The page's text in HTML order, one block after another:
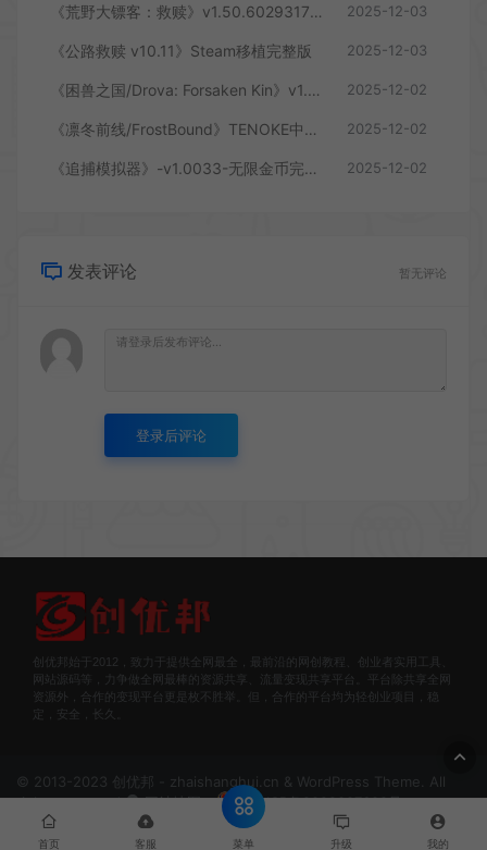
《荒野大镖客：救赎》v1.50.60293175安卓Netflix版 2025-12-03
《公路救赎 v10.11》Steam移植完整版 2025-12-03
《困兽之国/Drova: Forsaken Kin》v1.34a 免安装中文版 2025-12-02
《凛冬前线/FrostBound》TENOKE中文版 2025-12-02
《追捕模拟器》-v1.0033-无限金币完整版 2025-12-02
发表评论 暂无评论
登录后评论
创优邦始于2012，致力于提供全网最全，最前沿的网创教程、创业者实用工具、
网站源码等，力争做全网最棒的资源共享、流量变现共享平台。平台除共享全网
资源外，合作的变现平台更是枚不胜举。但，合作的平台均为轻创业项目，稳
定，安全，长久。
© 2013-2023 创优邦 - zhaishanghui.cn & WordPress Theme. All
rights reserved
网站地图 豫ICP备2022007609号
首页 客服 菜单 升级 我的